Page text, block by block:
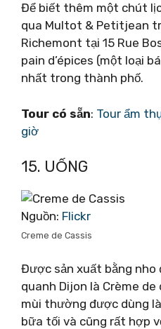
Để biết thêm một chút
qua Multot & Petitjean
Richemont tại 15 Rue
pain d’épices (một loại
nhất trong thành phố.
Tour có sẵn: Tour ẩm
giờ
15. UỐNG
Nguồn: Flickr
Creme de Cassis
Được sản xuất bằng nho
quanh Dijon là Crème
mùi thường được dùng
bữa tối và cũng rất hợp